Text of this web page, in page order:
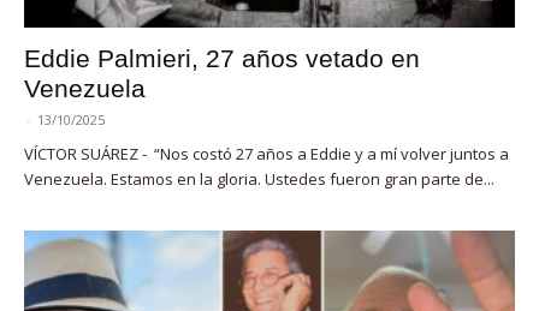
Eddie Palmieri, 27 años vetado en
Venezuela
- 13/10/2025
VÍCTOR SUÁREZ - “Nos costó 27 años a Eddie y a mí volver juntos a
Venezuela. Estamos en la gloria. Ustedes fueron gran parte de...